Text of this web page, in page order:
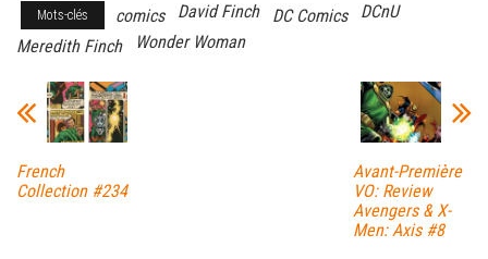
Mots-clés comics David Finch DC Comics
DCnU
Meredith Finch
Wonder Woman
French
Collection #234
Avant-Première
VO: Review
Avengers & X-
Men: Axis #8